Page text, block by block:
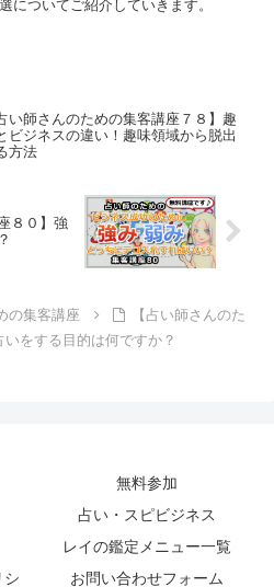
についてご紹介していきます。
い師さんのための集客講座７８】趣
ビジネスの違い！趣味領域から脱出
方法
８０】強
の集客講座
【占い師さんのた
をする目的は何ですか？
無料参加
占い・スピビジネス
レイの鑑定メニュー一覧
シ
お問い合わせフォーム